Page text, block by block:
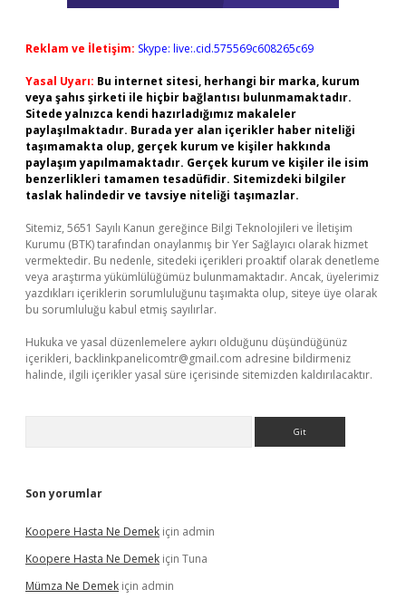
Reklam ve İletişim: Skype: live:.cid.575569c608265c69
Yasal Uyarı: Bu internet sitesi, herhangi bir marka, kurum
veya şahıs şirketi ile hiçbir bağlantısı bulunmamaktadır.
Sitede yalnızca kendi hazırladığımız makaleler
paylaşılmaktadır. Burada yer alan içerikler haber niteliği
taşımamakta olup, gerçek kurum ve kişiler hakkında
paylaşım yapılmamaktadır. Gerçek kurum ve kişiler ile isim
benzerlikleri tamamen tesadüfidir. Sitemizdeki bilgiler
taslak halindedir ve tavsiye niteliği taşımazlar.
Sitemiz, 5651 Sayılı Kanun gereğince Bilgi Teknolojileri ve İletişim
Kurumu (BTK) tarafından onaylanmış bir Yer Sağlayıcı olarak hizmet
vermektedir. Bu nedenle, sitedeki içerikleri proaktif olarak denetleme
veya araştırma yükümlülüğümüz bulunmamaktadır. Ancak, üyelerimiz
yazdıkları içeriklerin sorumluluğunu taşımakta olup, siteye üye olarak
bu sorumluluğu kabul etmiş sayılırlar.
Hukuka ve yasal düzenlemelere aykırı olduğunu düşündüğünüz
içerikleri, backlinkpanelicomtr@gmail.com adresine bildirmeniz
halinde, ilgili içerikler yasal süre içerisinde sitemizden kaldırılacaktır.
Son yorumlar
Koopere Hasta Ne Demek için admin
Koopere Hasta Ne Demek için Tuna
Mümza Ne Demek için admin